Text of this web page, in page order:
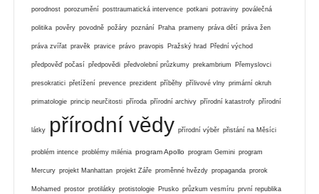
porodnost porozumění posttraumatická intervence potkani potraviny poválečná
politika pověry povodně požáry poznání Praha prameny práva dětí práva žen
práva zvířat pravěk pravice právo pravopis Pražský hrad Přední východ
předpověď počasí předpovědi předvolební průzkumy prekambrium Přemyslovci
presokratici přetížení prevence prezident příběhy přílivové vlny primární okruh
primatologie princip neurčitosti příroda přírodní archivy přírodní katastrofy přírodní
látky přírodní vědy přírodní výběr přistání na Měsíci
problém intence problémy milénia program Apollo program Gemini program
Mercury projekt Manhattan projekt Záře proměnné hvězdy propaganda prorok
Mohamed prostor protilátky protistologie Prusko průzkum vesmíru první republika